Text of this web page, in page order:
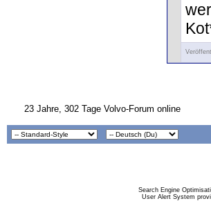
23 Jahre, 302 Tage Volvo-Forum online
Search Engine
User Alert System